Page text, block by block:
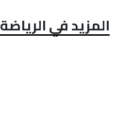
المزيد في الرياضة